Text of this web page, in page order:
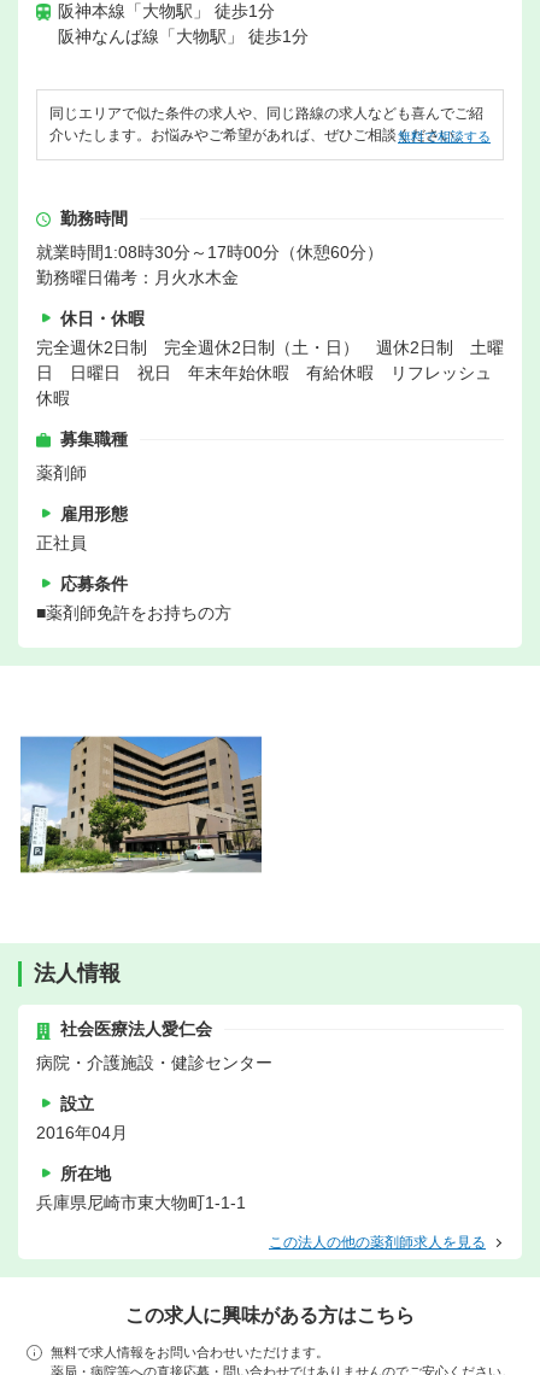
阪神本線「大物駅」 徒歩1分
阪神なんば線「大物駅」 徒歩1分
同じエリアで似た条件の求人や、同じ路線の求人なども喜んでご紹
介いたします。お悩みやご希望があれば、ぜひご相談ください。
無料で相談する
勤務時間
就業時間1:08時30分～17時00分（休憩60分）
勤務曜日備考：月火水木金
休日・休暇
完全週休2日制 完全週休2日制（土・日） 週休2日制 土曜
日 日曜日 祝日 年末年始休暇 有給休暇 リフレッシュ
休暇
募集職種
薬剤師
雇用形態
正社員
応募条件
■薬剤師免許をお持ちの方
法人情報
社会医療法人愛仁会
病院・介護施設・健診センター
設立
2016年04月
所在地
兵庫県尼崎市東大物町1-1-1
この法人の他の薬剤師求人を見る
この求人に興味がある方はこちら
無料で求人情報をお問い合わせいただけます。
薬局・病院等への直接応募・問い合わせではありませんのでご安心ください。